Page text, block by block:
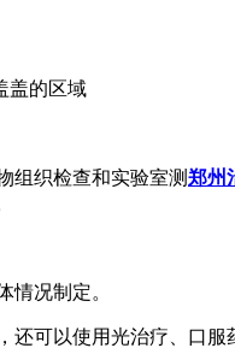
盖的区域
组织检查和实验室测郑州
情况制定。
可以使用光治疗、口服